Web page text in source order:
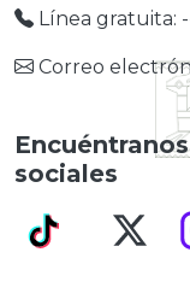
Línea gratuita:
Correo
sociales